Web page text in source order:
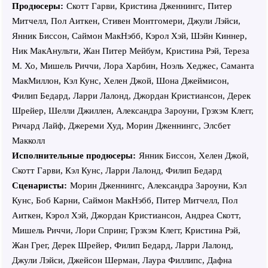
Продюсеры: Скотт Гарви, Кристина Дженнингс, Питер
Митчелл, Пол Аиткен, Стивен Монтгомери, Джули Лэйси,
Янник Биссон, Саймон МакНэбб, Кэрол Хэй, Шэйн Киннер,
Ник МакАнульти, Жан Питер Мейбум, Кристина Рэй, Тереза
М. Хо, Мишель Риччи, Лора Харбин, Ноэль Хеджес, Саманта
МакМиллон, Кэл Кунс, Хелен Джой, Шона Джеймисон,
Филип Бедард, Ларри Лалонд, Джордан Кристиансон, Дерек
Шрейер, Шелли Джиллен, Александра Зароуни, Грэхэм Клегг,
Ричард Лайф, Джереми Худ, Морин Дженнингс, Элсбет
Макколл
Исполнительные продюсеры: Янник Биссон, Хелен Джой,
Скотт Гарви, Кэл Кунс, Ларри Лалонд, Филип Бедард
Сценаристы: Морин Дженнингс, Александра Зароуни, Кэл
Кунс, Боб Карни, Саймон МакНэбб, Питер Митчелл, Пол
Аиткен, Кэрол Хэй, Джордан Кристиансон, Андреа Скотт,
Мишель Риччи, Лори Спринг, Грэхэм Клегг, Кристина Рэй,
Жан Грег, Дерек Шрейер, Филип Бедард, Ларри Лалонд,
Джули Лэйси, Джейсон Шерман, Лаура Филлипс, Дафна